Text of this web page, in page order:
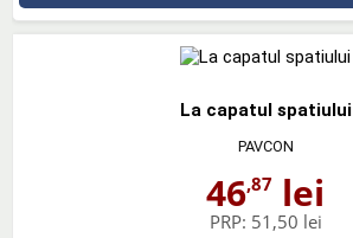
La capatul spatiului
PAVCON
46,87 lei
PRP: 51,50 lei